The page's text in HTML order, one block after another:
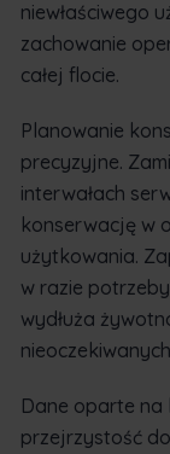
niewłaściwego
zachowanie
całej flocie.
Planowanie
precyzyjne.
interwałach
konserwację w
użytkowania.
w razie
wydłuża
Dane oparte
przejrzystość